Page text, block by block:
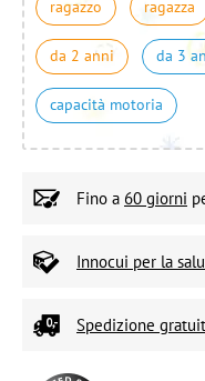
ragazzo ragazza
da 2 anni da 3
capacità motoria
Fino a 60 giorni
Innocui per la
Spedizione